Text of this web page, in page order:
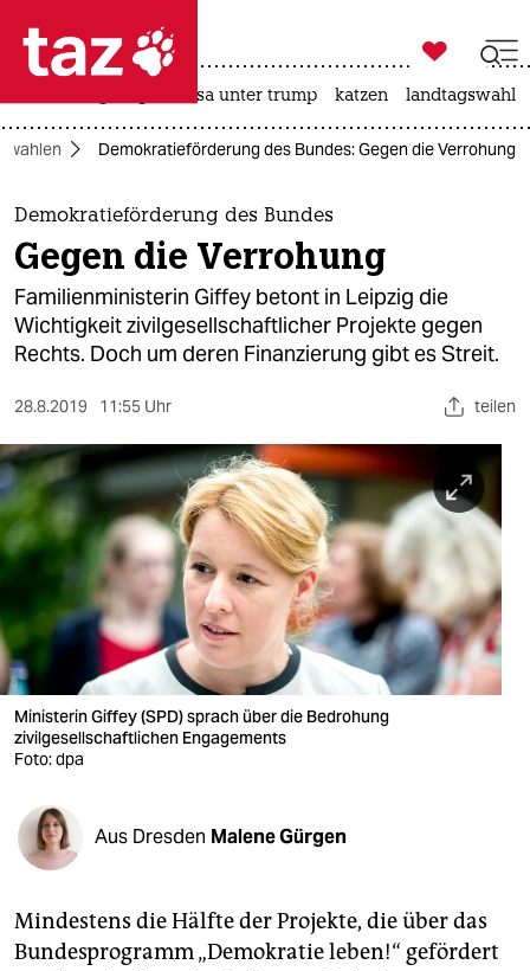
 taz zahl ich
taz zahl ich
themen
politik
öko
sport
berlin
wahrheit
verlag
verlag
shop
fragen & hilfe
unterstützen

taz zahl ich
usa unter trump katzen landtagswahl
Demokratieförderung des Bundes: Gegen die Verrohung
Demokratieförderung des Bundes
Gegen die Verrohung
Familienministerin Giffey betont in Leipzig die
Wichtigkeit zivilgesellschaftlicher Projekte gegen
Rechts. Doch um deren Finanzierung gibt es Streit.
28.8.2019 11:55 Uhr teilen
Ministerin Giffey (SPD) sprach über die Bedrohung
zivilgesellschaftlichen Engagements
Foto: dpa
Aus Dresden Malene Gürgen
Mindestens die Hälfte der Projekte, die über das
Bundesprogramm „Demokratie leben!“ gefördert